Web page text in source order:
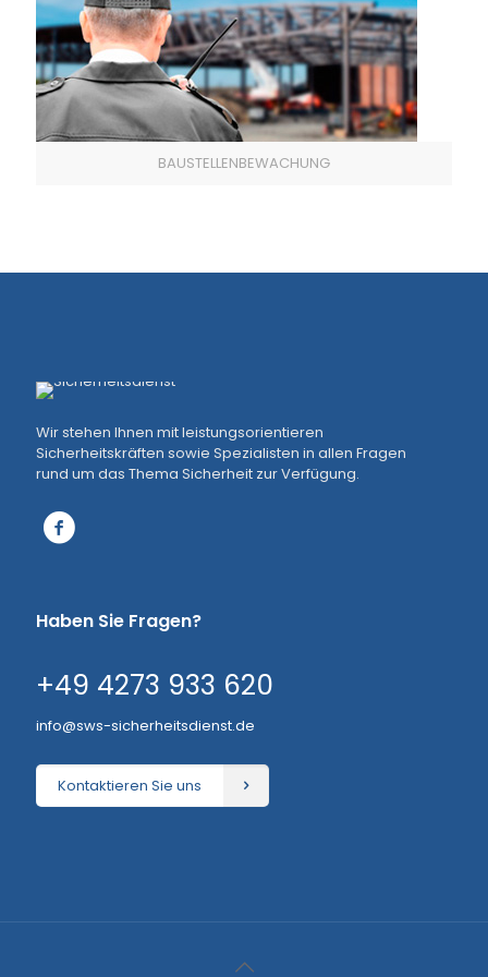
BAUSTELLENBEWACHUNG
Wir stehen Ihnen mit leistungsorientieren
Sicherheitskräften sowie Spezialisten in allen Fragen
rund um das Thema Sicherheit zur Verfügung.
Haben Sie Fragen?
+49 4273 933 620
info@sws-sicherheitsdienst.de
Kontaktieren Sie uns